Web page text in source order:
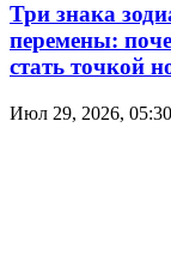
Три знака
перемены:
стать точкой
Июл 29, 2026,